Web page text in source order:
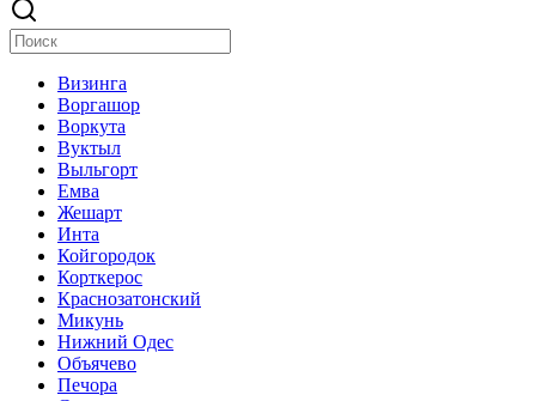
Визинга
Воргашор
Воркута
Вуктыл
Выльгорт
Емва
Жешарт
Инта
Койгородок
Корткерос
Краснозатонский
Микунь
Нижний Одес
Объячево
Печора